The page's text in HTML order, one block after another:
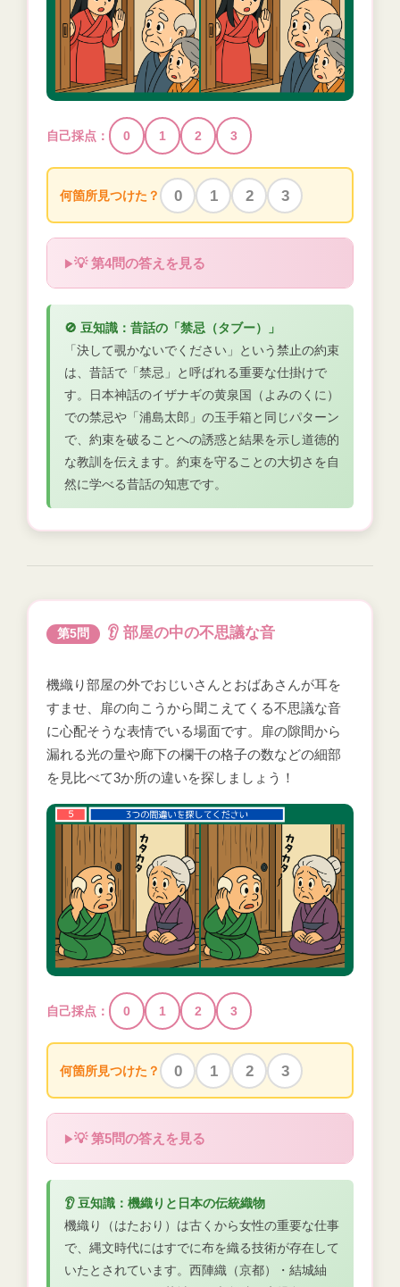
自己採点： 0 1 2 3
何箇所見つけた？ 0 1 2 3
💡 第4問の答えを見る
🚫 豆知識：昔話の「禁忌（タブー）」
「決して覗かないでください」という禁止の約束
は、昔話で「禁忌」と呼ばれる重要な仕掛けで
す。日本神話のイザナギの黄泉国（よみのくに）
での禁忌や「浦島太郎」の玉手箱と同じパターン
で、約束を破ることへの誘惑と結果を示し道徳的
な教訓を伝えます。約束を守ることの大切さを自
然に学べる昔話の知恵です。
第5問 👂 部屋の中の不思議な音
機織り部屋の外でおじいさんとおばあさんが耳を
すませ、扉の向こうから聞こえてくる不思議な音
に心配そうな表情でいる場面です。扉の隙間から
漏れる光の量や廊下の欄干の格子の数などの細部
を見比べて3か所の違いを探しましょう！
自己採点： 0 1 2 3
何箇所見つけた？ 0 1 2 3
💡 第5問の答えを見る
👂 豆知識：機織りと日本の伝統織物
機織り（はたおり）は古くから女性の重要な仕事
で、縄文時代にはすでに布を織る技術が存在して
いたとされています。西陣織（京都）・結城紬